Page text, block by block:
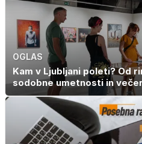
OGLAS
Kam v Ljubljani poleti? Od
sodobne umetnosti in